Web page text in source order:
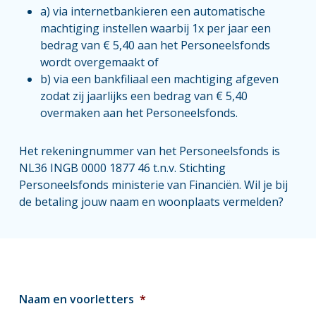
a) via internetbankieren een automatische
machtiging instellen waarbij 1x per jaar een
bedrag van € 5,40 aan het Personeelsfonds
wordt overgemaakt of
b) via een bankfiliaal een machtiging afgeven
zodat zij jaarlijks een bedrag van € 5,40
overmaken aan het Personeelsfonds.
Het rekeningnummer van het Personeelsfonds is
NL36 INGB 0000 1877 46 t.n.v. Stichting
Personeelsfonds ministerie van Financiën. Wil je bij
de betaling jouw naam en woonplaats vermelden?
Naam en voorletters *